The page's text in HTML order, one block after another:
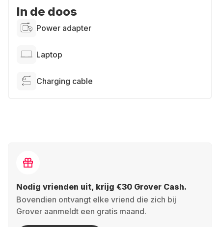
In de doos
Power adapter
Laptop
Charging cable
Nodig vrienden uit, krijg €30 Grover Cash.
Bovendien ontvangt elke vriend die zich bij
Grover aanmeldt een gratis maand.